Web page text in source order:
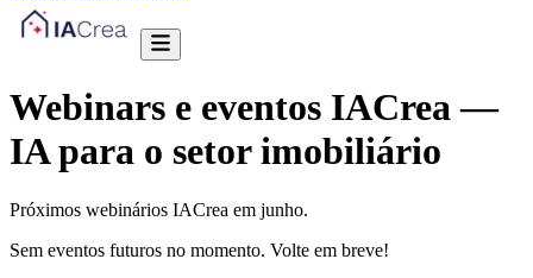
Webinars e eventos IACrea —
IA para o setor imobiliário
Próximos webinários IACrea em junho.
Sem eventos futuros no momento. Volte em breve!